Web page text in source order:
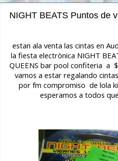
NIGHT BEATS Puntos de
estan ala venta las cintas en
la fiesta electrònica NIGHT
QUEENS bar pool confiteria a
vamos a estar regalando
por fm compromiso de lola
esperamos a todos